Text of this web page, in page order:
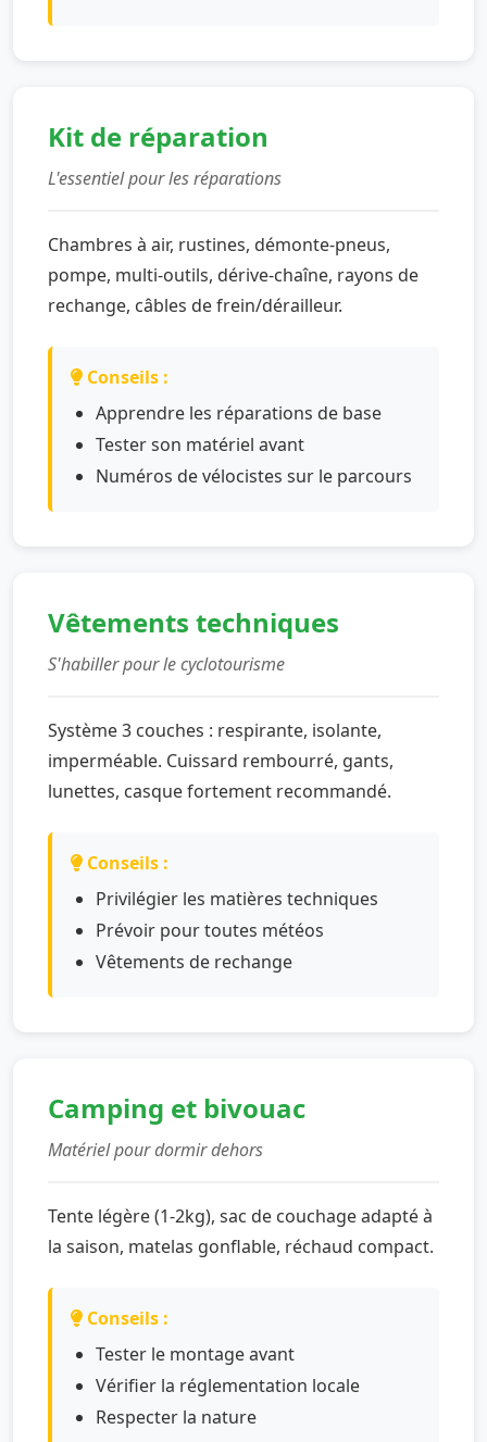
Kit de réparation
L'essentiel pour les réparations
Chambres à air, rustines, démonte-pneus,
pompe, multi-outils, dérive-chaîne, rayons de
rechange, câbles de frein/dérailleur.
Conseils :
Apprendre les réparations de base
Tester son matériel avant
Numéros de vélocistes sur le parcours
Vêtements techniques
S'habiller pour le cyclotourisme
Système 3 couches : respirante, isolante,
imperméable. Cuissard rembourré, gants,
lunettes, casque fortement recommandé.
Conseils :
Privilégier les matières techniques
Prévoir pour toutes météos
Vêtements de rechange
Camping et bivouac
Matériel pour dormir dehors
Tente légère (1-2kg), sac de couchage adapté à
la saison, matelas gonflable, réchaud compact.
Conseils :
Tester le montage avant
Vérifier la réglementation locale
Respecter la nature